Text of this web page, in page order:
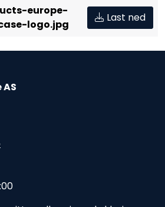
europe-
logo.jpg
Last ned